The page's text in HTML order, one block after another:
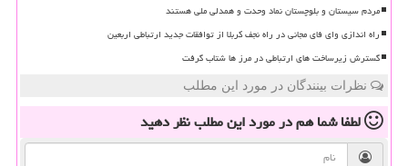
مردم سیستان و بلوچستان نماد وحدت و همدلی ملی هستند
راه اندازی وای فای مجانی در راه نجف کربلا از توافقات جدید ارتباطی اربعین
گسترش زیرساخت های ارتباطی در مرز ها شتاب گرفت
نظرات بینندگان در مورد این مطلب
لطفا شما همدر مورد این مطلبنظر دهید